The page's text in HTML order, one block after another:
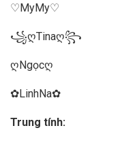
♡MyMy♡
꧁ღTinaღ꧂
ღNgọcღ
✿LinhNa✿
Trung tính: